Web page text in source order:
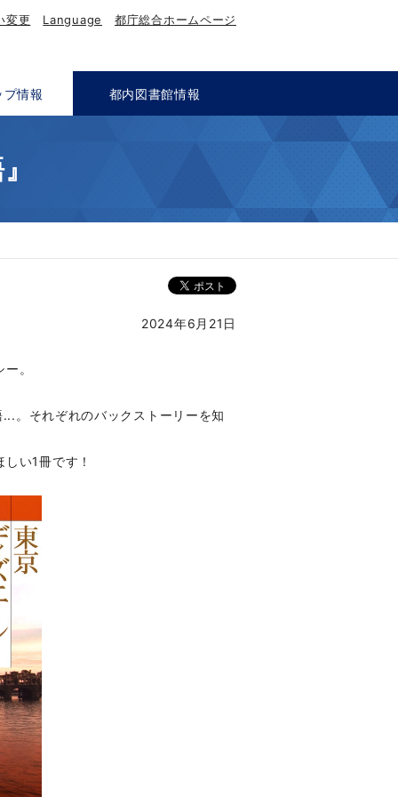
変更 Language 都庁総合ホームページ
プ情報 都内図書館情報
2024年6月21日
。
。それぞれのバックストーリーを知
い1冊です！